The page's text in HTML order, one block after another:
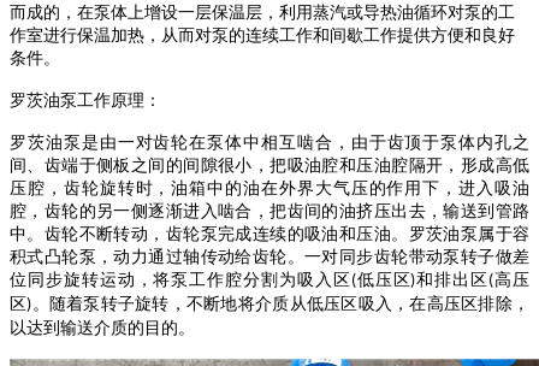
而成的，在泵体上增设一层保温层，利用蒸汽或导热油循环对泵的工
作室进行保温加热，从而对泵的连续工作和间歇工作提供方便和良好
条件。
罗茨油泵工作原理：
罗茨油泵 是由一对齿轮在泵体中相互啮合，由于齿顶于泵体内孔之
间、齿端于侧板之间的间隙很小，把吸油腔和压油腔隔开，形成高低
压腔，齿轮旋转时，油箱中的油在外界大气压的作用下，进入吸油
腔，齿轮的另一侧逐渐进入啮合，把齿间的油挤压出去，输送到管路
中。齿轮不断转动，齿轮泵完成连续的吸油和压油。 罗茨油泵 属于容
积式凸轮泵，动力通过轴传动给齿轮。一对同步齿轮带动泵转子做差
位同步旋转运动，将泵工作腔分割为吸入区 (低压区)和排出区 (高压
区)。随着泵转子旋转，不断地将介质从低压区吸入，在高压区排除，
以达到输送介质的目的。